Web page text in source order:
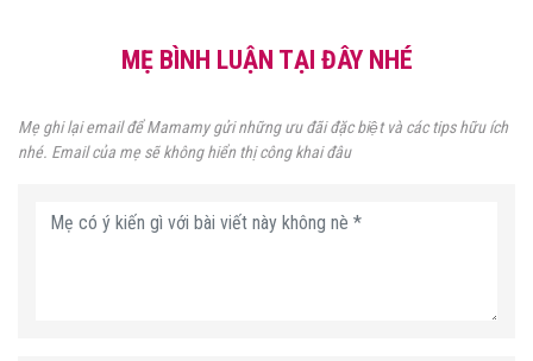
MẸ BÌNH LUẬN TẠI ĐÂY NHÉ
Mẹ ghi lại email để Mamamy gửi những ưu đãi đặc biệt và các tips hữu ích
nhé. Email của mẹ sẽ không hiển thị công khai đâu